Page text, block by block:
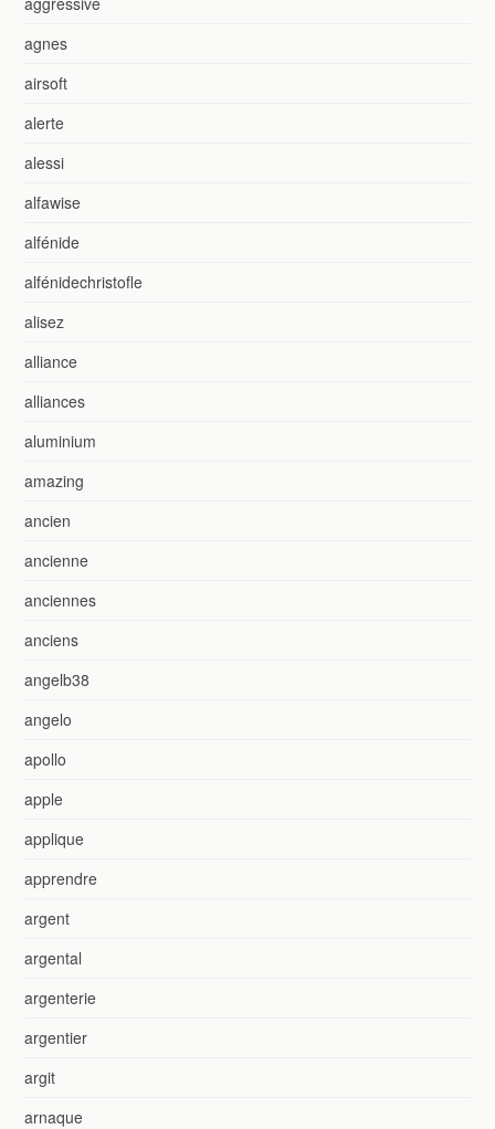
agnes
airsoft
alerte
alessi
alfawise
alfénide
alfénidechristofle
alisez
alliance
alliances
aluminium
amazing
ancien
ancienne
anciennes
anciens
angelb38
angelo
apollo
apple
applique
apprendre
argent
argental
argenterie
argentier
argit
arnaque